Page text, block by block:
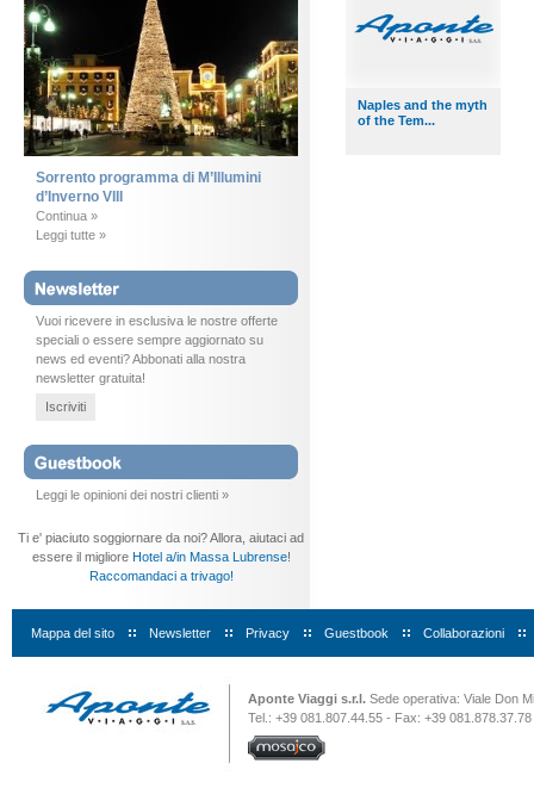
Naples and the myth
of the Tem...
Sorrento programma di M’Illumini
d’Inverno VIII
Continua »
Leggi tutte »
Vuoi ricevere in esclusiva le nostre offerte
speciali o essere sempre aggiornato su
news ed eventi? Abbonati alla nostra
newsletter gratuita!
Iscriviti
Leggi le opinioni dei nostri clienti »
Ti e' piaciuto soggiornare da noi? Allora, aiutaci ad
essere il migliore Hotel a/in Massa Lubrense!
Raccomandaci a trivago!
Mappa del sito Newsletter Privacy Guestbook Collaborazioni
Aponte Viaggi s.r.l. Sede operativa: Viale Don
Tel.: +39 081.807.44.55 - Fax: +39